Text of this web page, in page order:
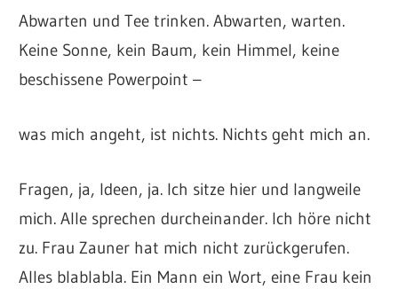
Abwarten und Tee trinken. Abwarten, warten.
Keine Sonne, kein Baum, kein Himmel, keine
beschissene Powerpoint –
was mich angeht, ist nichts. Nichts geht mich an.
Fragen, ja, Ideen, ja. Ich sitze hier und langweile
mich. Alle sprechen durcheinander. Ich höre nicht
zu. Frau Zauner hat mich nicht zurückgerufen.
Alles blablabla. Ein Mann ein Wort, eine Frau kein